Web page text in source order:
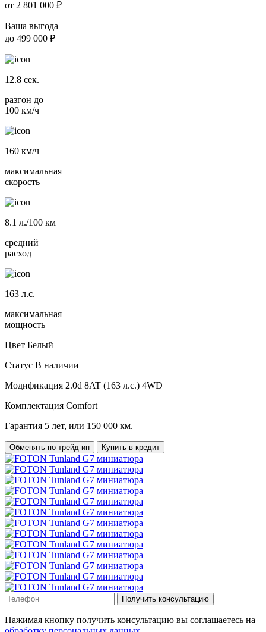
от 2 801 000 ₽
Ваша выгода
до 499 000 ₽
12.8 сек.
разгон до
100 км/ч
160 км/ч
максимальная
скорость
8.1 л./100 км
средний
расход
163 л.с.
максимальная
мощность
Цвет Белый
Статус В наличии
Модификация 2.0d 8AT (163 л.с.) 4WD
Комплектация Comfort
Гарантия 5 лет, или 150 000 км.
Обменять по трейд-ин Купить в кредит
Получить консультацию
Нажимая кнопку получить консультацию вы соглашаетесь на